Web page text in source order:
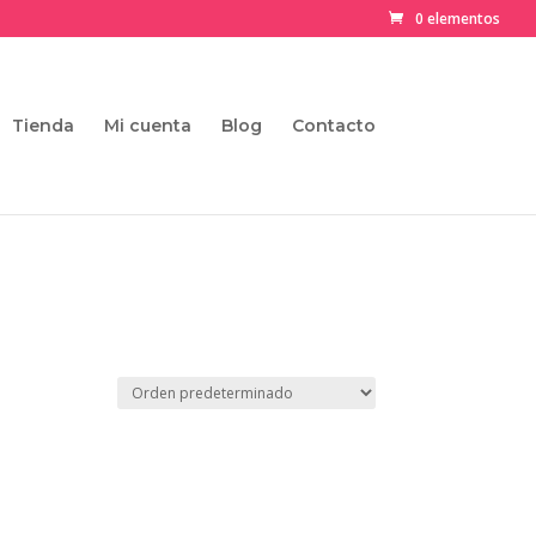
0 elementos
Tienda Mi cuenta Blog Contacto